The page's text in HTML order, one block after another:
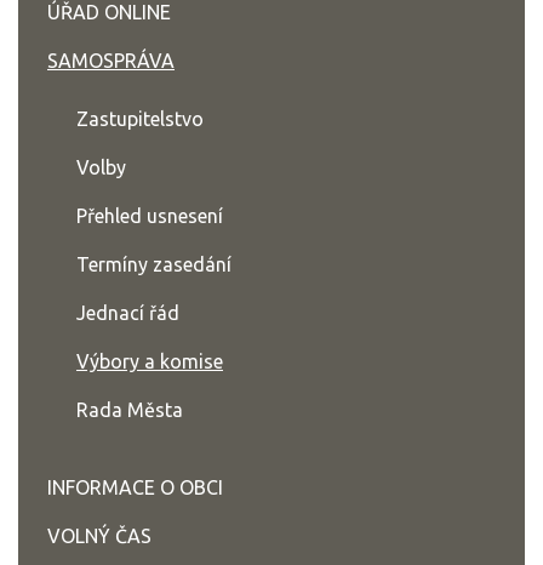
ÚŘAD ONLINE
SAMOSPRÁVA
Zastupitelstvo
Volby
Přehled usnesení
Termíny zasedání
Jednací řád
Výbory a komise
Rada Města
INFORMACE O OBCI
VOLNÝ ČAS